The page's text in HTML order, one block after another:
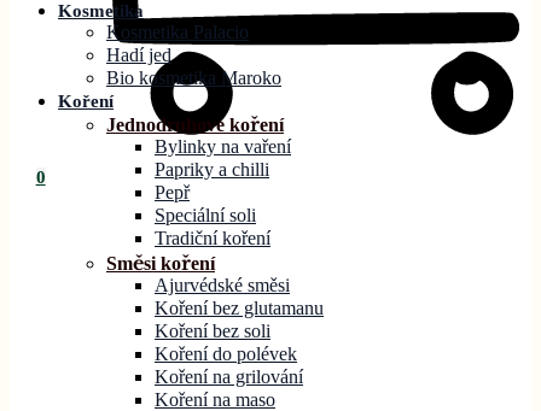
0
Kosmetika
Kosmetika Palacio
Hadí jed
Bio kosmetika Maroko
Koření
Jednodruhové koření
Bylinky na vaření
Papriky a chilli
Pepř
Speciální soli
Tradiční koření
Směsi koření
Ajurvédské směsi
Koření bez glutamanu
Koření bez soli
Koření do polévek
Koření na grilování
Koření na maso